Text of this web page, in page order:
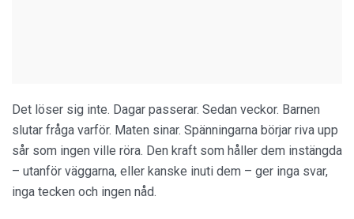
Det löser sig inte. Dagar passerar. Sedan veckor. Barnen
slutar fråga varför. Maten sinar. Spänningarna börjar riva upp
sår som ingen ville röra. Den kraft som håller dem instängda
– utanför väggarna, eller kanske inuti dem – ger inga svar,
inga tecken och ingen nåd.